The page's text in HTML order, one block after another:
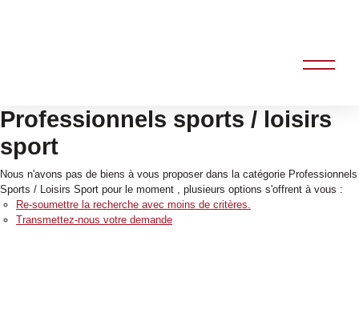
Professionnels sports / loisirs
sport
Nous n'avons pas de biens à vous proposer dans la catégorie Professionnels
Sports / Loisirs Sport pour le moment , plusieurs options s'offrent à vous :
Re-soumettre la recherche avec moins de critères.
Transmettez-nous votre demande